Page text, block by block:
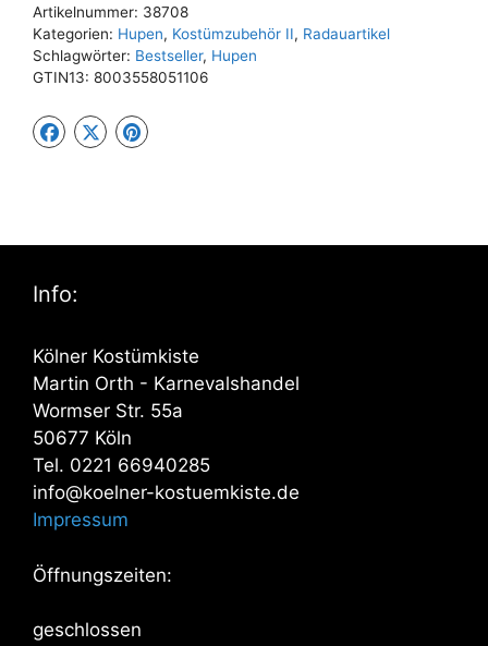
Artikelnummer: 38708
Kategorien: Hupen, Kostümzubehör II, Radauartikel
Schlagwörter: Bestseller, Hupen
GTIN13: 8003558051106
Info:
Kölner Kostümkiste
Martin Orth - Karnevalshandel
Wormser Str. 55a
50677 Köln
Tel. 0221 66940285
info@koelner-kostuemkiste.de
Impressum
Öffnungszeiten:
geschlossen